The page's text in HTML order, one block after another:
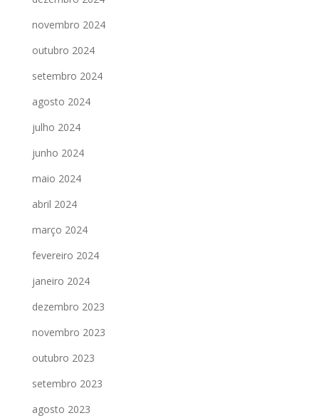
novembro 2024
outubro 2024
setembro 2024
agosto 2024
julho 2024
junho 2024
maio 2024
abril 2024
março 2024
fevereiro 2024
janeiro 2024
dezembro 2023
novembro 2023
outubro 2023
setembro 2023
agosto 2023